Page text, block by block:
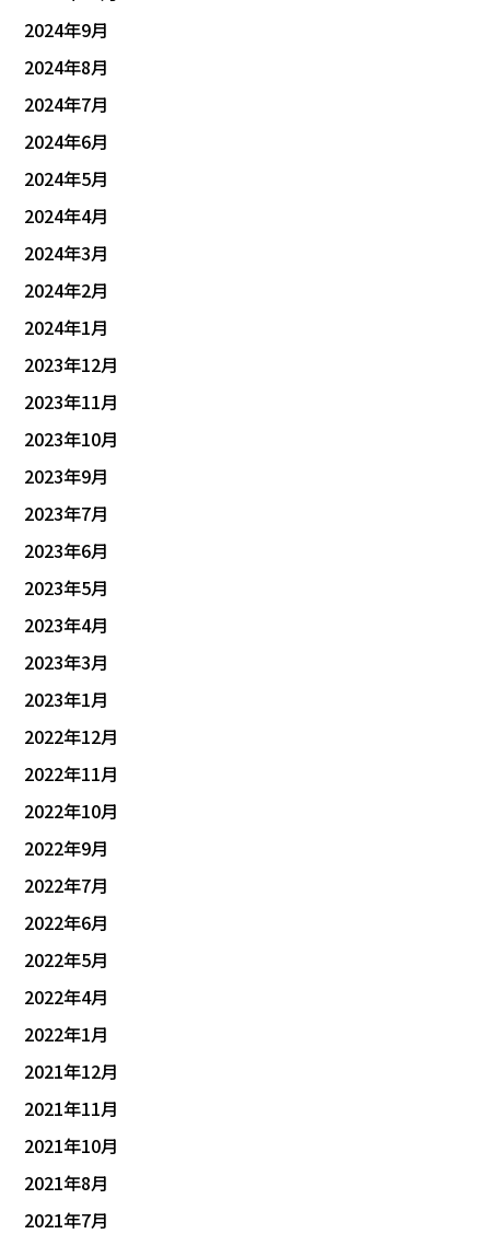
2024年9月
2024年8月
2024年7月
2024年6月
2024年5月
2024年4月
2024年3月
2024年2月
2024年1月
2023年12月
2023年11月
2023年10月
2023年9月
2023年7月
2023年6月
2023年5月
2023年4月
2023年3月
2023年1月
2022年12月
2022年11月
2022年10月
2022年9月
2022年7月
2022年6月
2022年5月
2022年4月
2022年1月
2021年12月
2021年11月
2021年10月
2021年8月
2021年7月